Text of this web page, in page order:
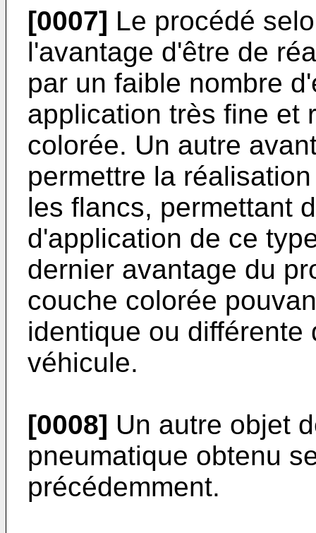
[0007] Le procédé
l'avantage d'être de
par un faible nombre
application très fine et
colorée. Un autre
permettre la
les flancs, permettant
d'application de ce
dernier avantage du
couche colorée
identique ou
véhicule.
[0008] Un autre objet
pneumatique obtenu
précédemment.